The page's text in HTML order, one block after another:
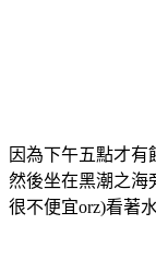
因為下午五點才有
然後坐在黑潮之海
很不便宜orz)看著